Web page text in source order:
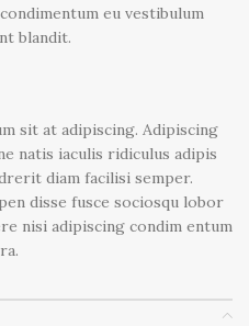
eu vestibulum
blandit.
sit at adipiscing. Adipiscing
natis iaculis ridiculus adipis
diam facilisi semper.
disse fusce sociosqu lobor
nisi adipiscing condim entum